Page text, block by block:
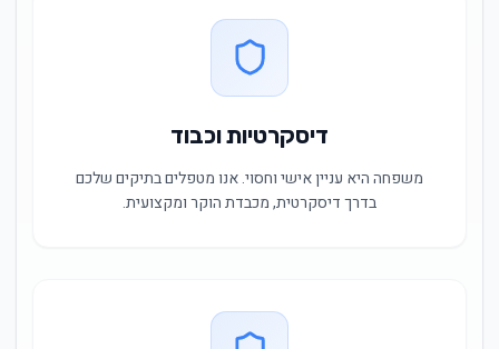
דיסקרטיות וכבוד
משפחה היא עניין אישי וחסוי. אנו מטפלים בתיקים שלכם
בדרך דיסקרטית, מכבדת הוקר ומקצועית.